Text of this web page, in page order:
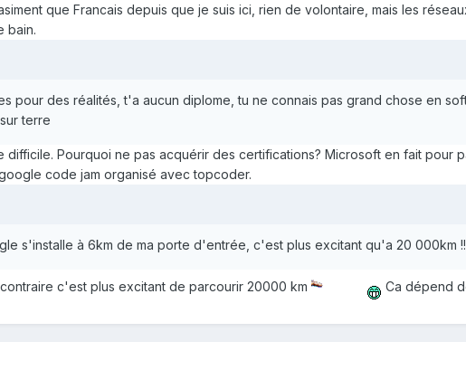
que Francais depuis que je suis ici, rien de volontaire, mais les
bain.
pour des réalités, t'a aucun diplome, tu ne connais pas grand chose en
terre
difficile. Pourquoi ne pas acquérir des certifications? Microsoft en fait pour
code jam organisé avec topcoder.
s'installe à 6km de ma porte d'entrée, c'est plus excitant qu'a 20 000km
c'est plus excitant de parcourir 20000 km Ca dépend